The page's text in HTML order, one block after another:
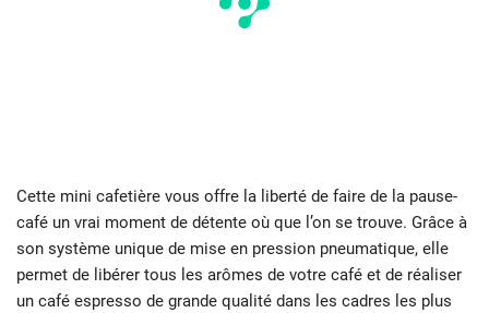
Cette mini cafetière vous offre la liberté de faire de la pause-
café un vrai moment de détente où que l’on se trouve. Grâce à
son système unique de mise en pression pneumatique, elle
permet de libérer tous les arômes de votre café et de réaliser
un café espresso de grande qualité dans les cadres les plus